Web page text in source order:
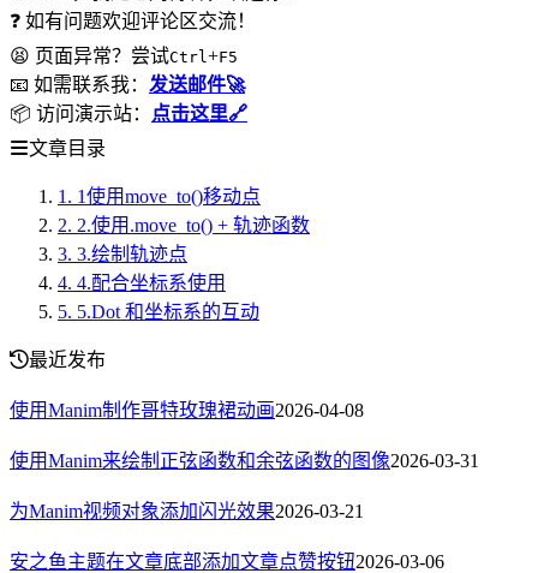
❓ 如有问题欢迎评论区交流！
😫 页面异常？尝试Ctrl+F5
📧 如需联系我： 发送邮件🚀
📦 访问演示站：
点击这里🔗
文章目录
1. 1使用move_to()移动点
2. 2.使用.move_to() + 轨迹函数
3. 3.绘制轨迹点
4. 4.配合坐标系使用
5. 5.Dot 和坐标系的互动
最近发布
使用Manim制作哥特玫瑰裙动画2026-04-08
使用Manim来绘制正弦函数和余弦函数的图像2026-03-31
为Manim视频对象添加闪光效果2026-03-21
安之鱼主题在文章底部添加文章点赞按钮2026-03-06